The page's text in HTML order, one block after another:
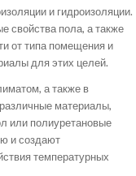
и гидроизоляции.
свойства пола, а также
от типа помещения и
для этих целей.
а также в
материалы,
или полиуретановые
и создают
температурных